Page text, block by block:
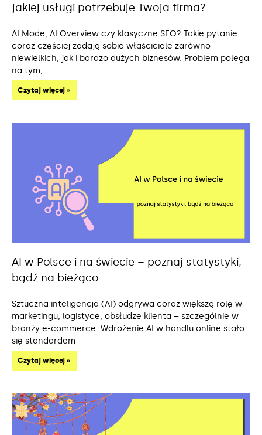
jakiej usługi potrzebuje Twoja firma?
AI Mode, AI Overview czy klasyczne SEO? Takie pytanie
coraz częściej zadają sobie właściciele zarówno
niewielkich, jak i bardzo dużych biznesów. Problem polega
na tym,
Czytaj więcej »
AI w Polsce i na świecie – poznaj statystyki,
bądź na bieżąco
Sztuczna inteligencja (AI) odgrywa coraz większą rolę w
marketingu, logistyce, obsłudze klienta – szczególnie w
branży e-commerce. Wdrożenie AI w handlu online stało
się standardem
Czytaj więcej »